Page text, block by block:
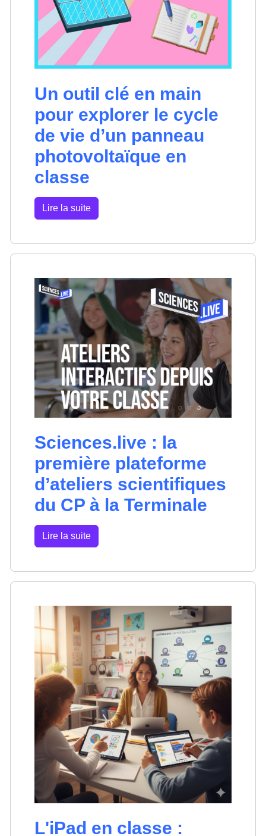
Un outil clé en main
pour explorer le cycle
de vie d’un panneau
photovoltaïque en
classe
Lire la suite
Sciences.live : la
première plateforme
d’ateliers scientifiques
du CP à la Terminale
Lire la suite
L'iPad en classe :